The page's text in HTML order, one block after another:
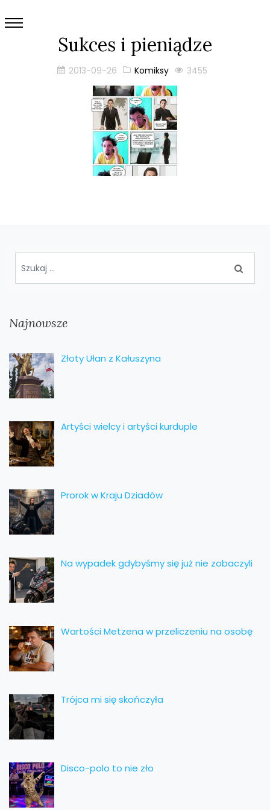
Sukces i pieniądze
2013-09-26 Komiksy 3455
Najnowsze
Złoty Ułan z Kałuszyna
Artyści wielcy i artyści kurduple
Prorok w Kraju Dziadów
Na wypadek gdybyśmy się już nie zobaczyli
Wartości Metzena w przeliczeniu na osobę
Trójca mi się skończyła
Disco-polo to nie zło